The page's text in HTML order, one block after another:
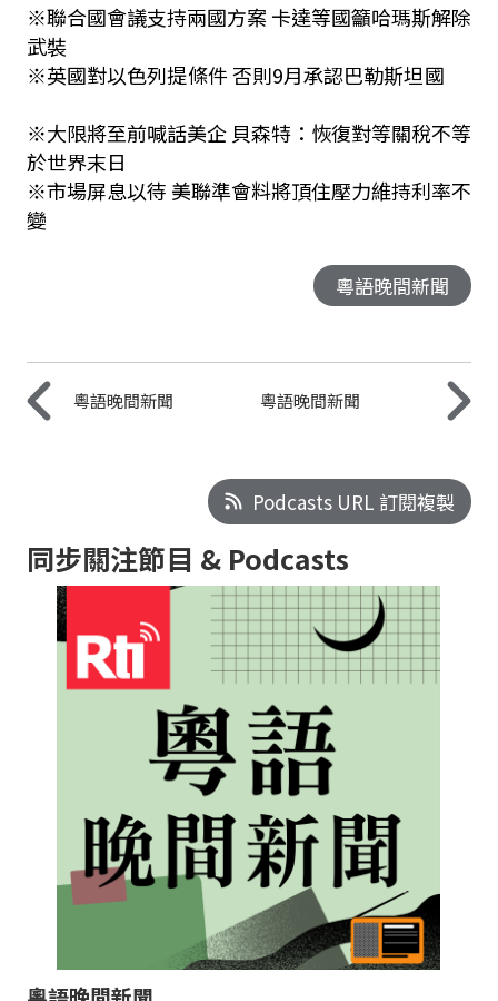
※聯合國會議支持兩國方案 卡達等國籲哈瑪斯解除
武裝
※英國對以色列提條件 否則9月承認巴勒斯坦國
※大限將至前喊話美企 貝森特：恢復對等關稅不等
於世界末日
※市場屏息以待 美聯準會料將頂住壓力維持利率不
變
粵語晚間新聞
粵語晚間新聞 粵語晚間新聞
Podcasts URL 訂閱複製
同步關注節目 & Podcasts